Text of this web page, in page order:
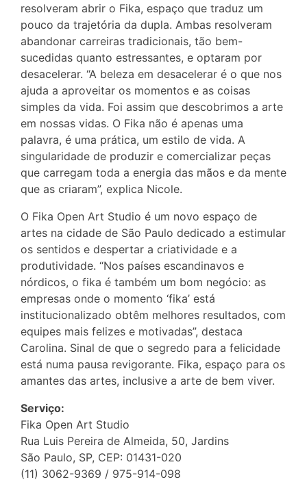
resolveram abrir o Fika, espaço que traduz um
pouco da trajetória da dupla. Ambas resolveram
abandonar carreiras tradicionais, tão bem-
sucedidas quanto estressantes, e optaram por
desacelerar. “A beleza em desacelerar é o que nos
ajuda a aproveitar os momentos e as coisas
simples da vida. Foi assim que descobrimos a arte
em nossas vidas. O Fika não é apenas uma
palavra, é uma prática, um estilo de vida. A
singularidade de produzir e comercializar peças
que carregam toda a energia das mãos e da mente
que as criaram”, explica Nicole.
O Fika Open Art Studio é um novo espaço de
artes na cidade de São Paulo dedicado a estimular
os sentidos e despertar a criatividade e a
produtividade. “Nos países escandinavos e
nórdicos, o fika é também um bom negócio: as
empresas onde o momento ‘fika’ está
institucionalizado obtêm melhores resultados, com
equipes mais felizes e motivadas”, destaca
Carolina. Sinal de que o segredo para a felicidade
está numa pausa revigorante. Fika, espaço para os
amantes das artes, inclusive a arte de bem viver.
Serviço:
Fika Open Art Studio
Rua Luis Pereira de Almeida, 50, Jardins
São Paulo, SP, CEP: 01431-020
(11) 3062-9369 / 975-914-098